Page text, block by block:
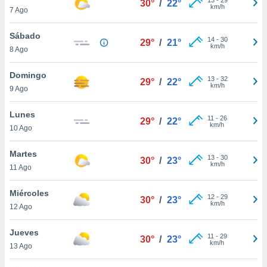
más
nuestra
y
de
disponible
cookies
aceptar
7 Ago
30° / 22°
km/h
Sábado
8 Ago
29° / 21° 14- 30
km/h
Domingo
9 Ago
29° / 22° 13- 32
km/h
Lunes
10 Ago
29° / 22° 11 - 26
km/h
Martes
11 Ago
30° / 23° 13- 30
km/h
Miércoles
12 Ago
30° / 23° 12- 29
km/h
Jueves
13 Ago
30° / 23° 11 - 29
km/h